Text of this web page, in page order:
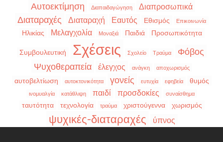
Αυτοεκτίμηση Διαπαιδαγώγηση Διαπροσωπικά
Διαταραχές Διαταραχή Εαυτός Εθισμός Επικοινωνία
Ηλικίας Μελαγχολία Μοναξιά Παιδιά Προσωπικότητα
Συμβουλευτική Σχέσεις Σχολείο Τραύμα
Φόβος
Ψυχοθεραπεία
έλεγχος ανάγκη αποχωρισμός
αυτοβελτίωση αυτοκτονικότητα γονείς ευτυχία εφηβεία θυμός
ινομυαλγία κατάθλιψη παιδί προσδοκίες συναίσθημα
ταυτότητα τεχνολογία τραύμα χριστούγεννα χωρισμός
ψυχικές-διαταραχές ύπνος